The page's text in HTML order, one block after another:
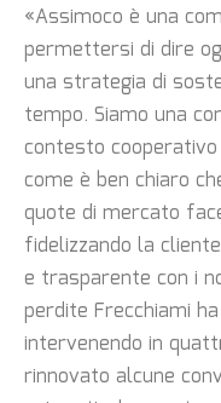
«Assimoco è una
permettersi di dire
una strategia di
tempo. Siamo una
contesto
come è ben chiaro
quote di mercato
fidelizzando la
e trasparente con i
perdite Frecchiami
intervenendo in
rinnovato alcune